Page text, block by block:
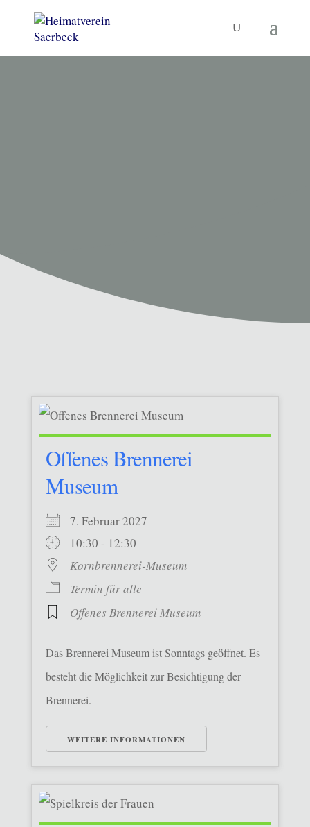
Offenes Brennerei
Museum
7. Februar 2027
10:30 - 12:30
Kornbrennerei-Museum
Termin für alle
Offenes Brennerei Museum
Das Brennerei Museum ist Sonntags geöffnet. Es
besteht die Möglichkeit zur Besichtigung der
Brennerei.
WEITERE INFORMATIONEN